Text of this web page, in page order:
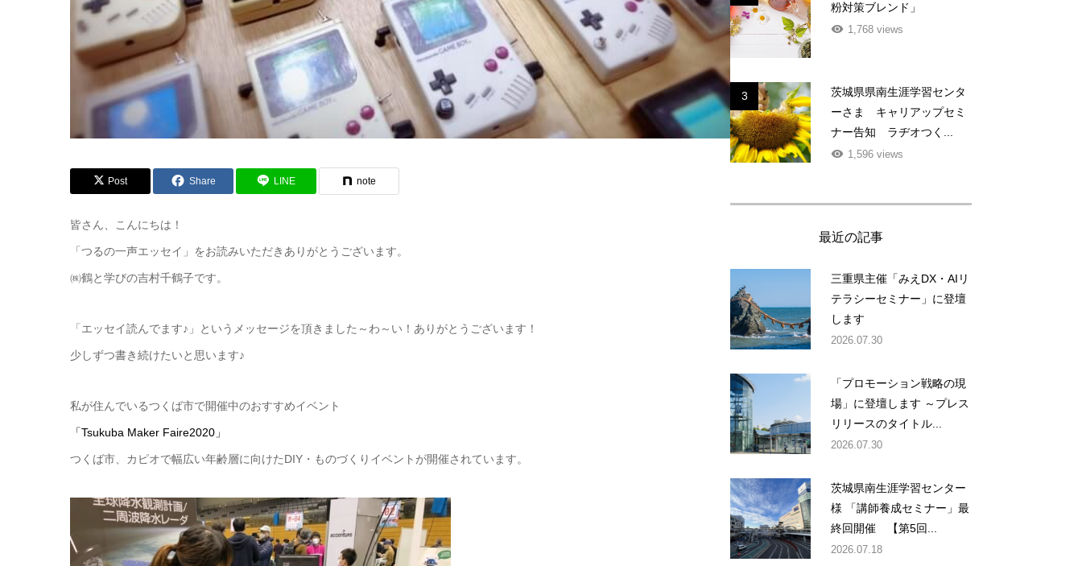
Post Share LINE note
皆さん、こんにちは！
「つるの一声エッセイ」をお読みいただきありがとうございます。
㈱鶴と学びの吉村千鶴子です。
「エッセイ読んでます♪」というメッセージを頂きました～わ～い！ありがとうございます！
少しずつ書き続けたいと思います♪
私が住んでいるつくば市で開催中のおすすめイベント
「Tsukuba Maker Faire2020」
つくば市、カピオで幅広い年齢層に向けたDIY・ものづくりイベントが開催されています。
粉対策ブレンド」
1,768 views
3
茨城県県南生涯学習センタ
ーさま キャリアップセミ
ナー告知 ラヂオつく...
1,596 views
最近の記事
三重県主催「みえDX・AIリ
テラシーセミナー」に登壇
します
2026.07.30
「プロモーション戦略の現
場」に登壇します ～プレス
リリースのタイトル...
2026.07.30
茨城県南生涯学習センター
様 「講師養成セミナー」最
終回開催 【第5回...
2026.07.18